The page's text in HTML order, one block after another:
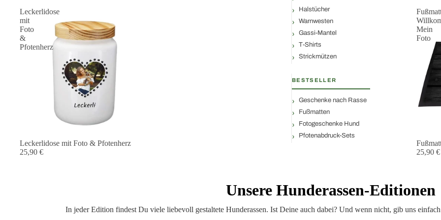
Halstücher
Warnwesten
Gassi-Mantel
T-Shirts
Strickmützen
BESTSELLER
Geschenke nach Rasse
Fußmatten
Fotogeschenke Hund
Pfotenabdruck-Sets
Leckerlidose
mit
Foto
&
Pfotenherz
Leckerlidose mit Foto & Pfotenherz
25,90 €
Mein
Foto
25,90 €
Unsere Hunderassen-Editionen
In jeder Edition findest Du viele liebevoll gestaltete Hunderassen. Ist Deine auch dabei? Und wenn nicht, gib uns